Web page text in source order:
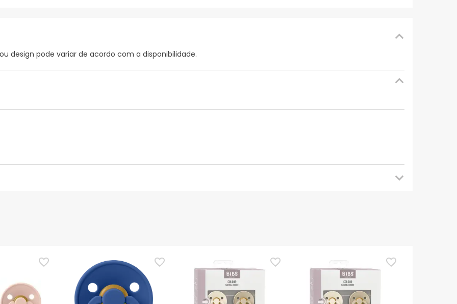
design pode variar de acordo com a disponibilidade.
para este produto, mas estamos a trabalhar nisso. Recomendamos que voltes mais tarde para veres as
disso, se desejares, também podes devolver o produto seguindo os
nossos termos e condições